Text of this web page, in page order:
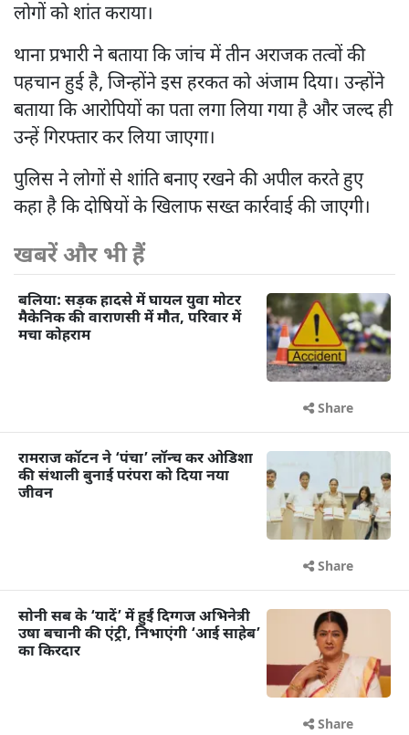
लोगों को शांत कराया।
थाना प्रभारी ने बताया कि जांच में तीन अराजक तत्वों की
पहचान हुई है, जिन्होंने इस हरकत को अंजाम दिया। उन्होंने
बताया कि आरोपियों का पता लगा लिया गया है और जल्द ही
उन्हें गिरफ्तार कर लिया जाएगा।
पुलिस ने लोगों से शांति बनाए रखने की अपील करते हुए
कहा है कि दोषियों के खिलाफ सख्त कार्रवाई की जाएगी।
खबरें और भी हैं
बलिया: सड़क हादसे में घायल युवा मोटर
मैकेनिक की वाराणसी में मौत, परिवार में
मचा कोहराम
Share
रामराज कॉटन ने ‘पंचा’ लॉन्च कर ओडिशा
की संथाली बुनाई परंपरा को दिया नया
जीवन
Share
सोनी सब के ‘यादें’ में हुईं दिग्गज अभिनेत्री
उषा बचानी की एंट्री, निभाएंगी ‘आई साहेब’
का किरदार
Share